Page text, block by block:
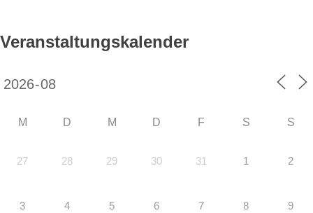
Veranstaltungskalender
M D M D F S S
27 28 29 30 31 1 2
3 4 5 6 7 8 9